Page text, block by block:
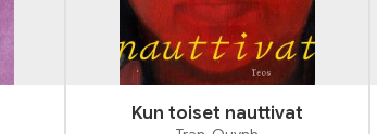
Kun toiset nauttivat